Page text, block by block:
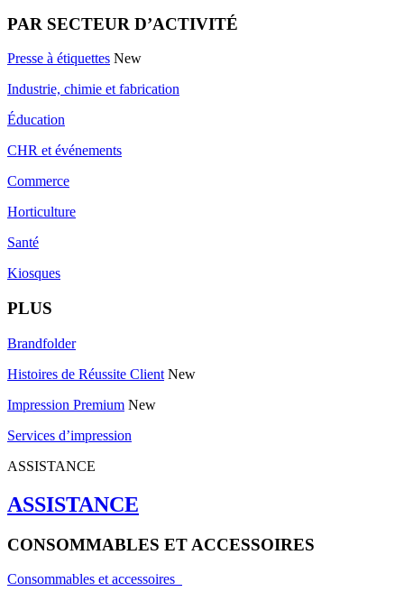
PAR SECTEUR D’ACTIVITÉ
Presse à étiquettes New
Industrie, chimie et fabrication
Éducation
CHR et événements
Commerce
Horticulture
Santé
Kiosques
PLUS
Brandfolder
Histoires de Réussite Client New
Impression Premium New
Services d’impression
ASSISTANCE
ASSISTANCE
CONSOMMABLES ET ACCESSOIRES
Consommables et accessoires